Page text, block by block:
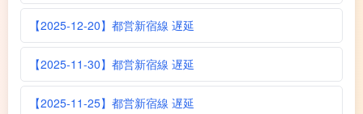
【2025-12-20】都営新宿線 遅延
【2025-11-30】都営新宿線 遅延
【2025-11-25】都営新宿線 遅延